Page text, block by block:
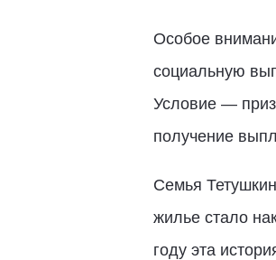
Особое
социальную
Условие —
получение
Семья
жилье стало
году эта